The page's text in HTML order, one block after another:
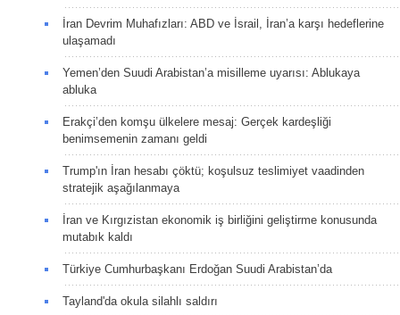
İran Devrim Muhafızları: ABD ve İsrail, İran’a karşı hedeflerine
ulaşamadı
Yemen’den Suudi Arabistan’a misilleme uyarısı: Ablukaya
abluka
Erakçi’den komşu ülkelere mesaj: Gerçek kardeşliği
benimsemenin zamanı geldi
Trump'ın İran hesabı çöktü; koşulsuz teslimiyet vaadinden
stratejik aşağılanmaya
İran ve Kırgızistan ekonomik iş birliğini geliştirme konusunda
mutabık kaldı
Türkiye Cumhurbaşkanı Erdoğan Suudi Arabistan’da
Tayland'da okula silahlı saldırı